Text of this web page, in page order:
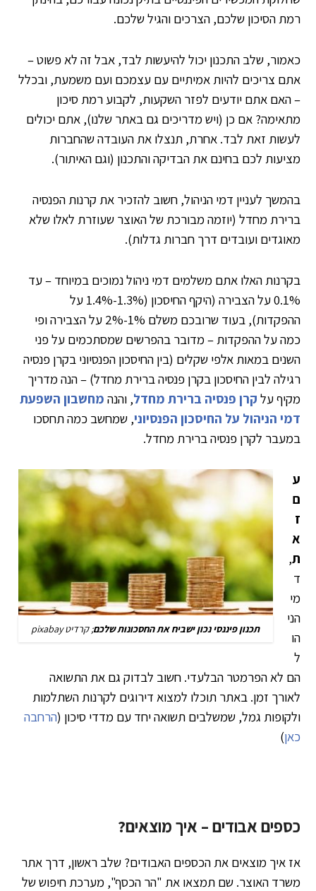
רמת הסיכון שלכם, הצרכים והגיל שלכם.
כאמור, שלב התכנון יכול להיעשות לבד, אבל זה לא פשוט –
אתם צריכים להיות אמיתיים עם עצמכם ועם משמעת, ובכלל
– האם אתם יודעים לפזר השקעות, לקבוע רמת סיכון
מתאימה? אם כן (ויש מדריכים גם באתר שלנו), אתם יכולים
לעשות זאת לבד. אחרת, תנצלו את העובדה שהחברות
מציעות לכם בחינם את הבדיקה והתכנון (וגם האיתור).
בהמשך לעניין דמי הניהול, חשוב להזכיר את קרנות הפנסיה
ברירת מחדל (יוזמה מבורכת של האוצר שעוזרת לאלו שלא
מאוגדים ועובדים דרך חברות גדלות).
בקרנות האלו אתם משלמים דמי ניהול נמוכים במיוחד – עד
0.1% על הצבירה (היקף החיסכון (1.3%-1.4% על
ההפקדות), בעוד שרובכם משלם 1%-2% על הצבירה ופי
כמה על ההפקדות – מדובר בהפרשים שמסתכמים על פני
השנים במאות אלפי שקלים (בין החיסכון הפנסיוני בקרן פנסיה
רגילה לבין החיסכון בקרן פנסיה ברירת מחדל) – הנה מדריך
מקיף על קרן פנסיה ברירת מחדל, והנה מחשבון השפעת
דמי הניהול על החיסכון הפנסיוני, שמחשב כמה תחסכו
במעבר לקרן פנסיה ברירת מחדל.
תכנון פיננסי נכון ישביח את החסכונות שלכם; קרדיט pixabay
ע
ם
ז
א
ת,
ד
מי
הני
הו
ל
הם לא הפרמטר הבלעדי. חשוב לבדוק גם את התשואה
לאורך זמן. באתר תוכלו למצוא דירוגים לקרנות השתלמות
ולקופות גמל, שמשלבים תשואה יחד עם מדדי סיכון (הרחבה
כאן)
כספים אבודים – איך מוצאים?
אז איך מוצאים את הכספים האבודים? שלב ראשון, דרך אתר
משרד האוצר. שם תמצאו את "הר הכסף", מערכת חיפוש של